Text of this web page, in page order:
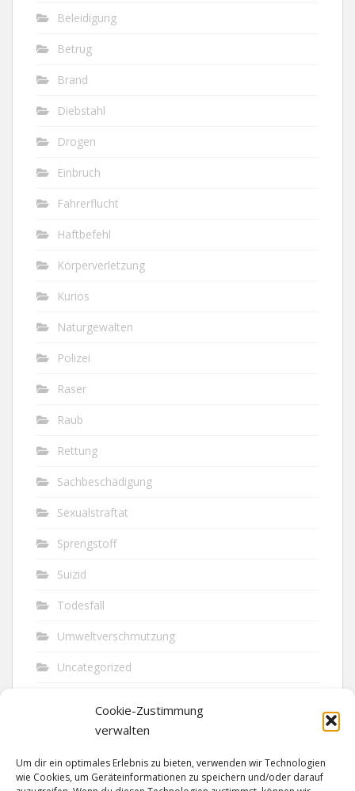
Cookie-Zustimmung
verwalten
Um dir ein optimales Erlebnis zu bieten, verwenden wir Technologien
wie Cookies, um Geräteinformationen zu speichern und/oder darauf
Beleidigung
Betrug
Brand
Diebstahl
Drogen
Einbruch
Fahrerflucht
Haftbefehl
Körperverletzung
Kurios
Naturgewalten
Polizei
Raser
Raub
Rettung
Sachbeschädigung
Sexualstraftat
Sprengstoff
Suizid
Todesfall
Umweltverschmutzung
Uncategorized
Vandalismus
Verkehr